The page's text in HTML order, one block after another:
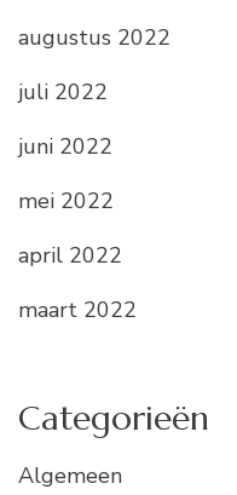
augustus 2022
juli 2022
juni 2022
mei 2022
april 2022
maart 2022
Categorieën
Algemeen